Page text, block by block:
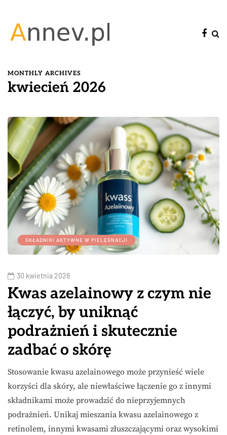
MONTHLY ARCHIVES
kwiecień 2026
SKŁADNIKI AKTYWNE W PIELĘGNACJI
30 kwietnia 2026
Kwas azelainowy z czym nie
łączyć, by uniknąć
podrażnień i skutecznie
zadbać o skórę
Stosowanie kwasu azelainowego może przynieść wiele
korzyści dla skóry, ale niewłaściwe łączenie go z innymi
składnikami może prowadzić do nieprzyjemnych
podrażnień. Unikaj mieszania kwasu azelainowego z
retinolem, innymi kwasami złuszczającymi oraz wysokimi